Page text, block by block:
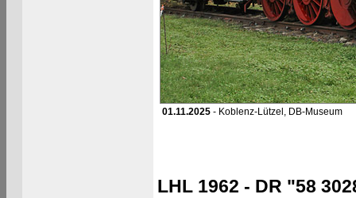
01.11.2025- Koblenz-Lützel, DB-Museum
LHL 1962 - DR "58